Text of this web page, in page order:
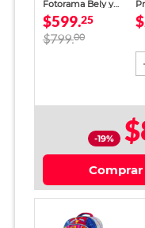
Fotorama Bely y
Beto Niños
$599.25
$799.00
-19%